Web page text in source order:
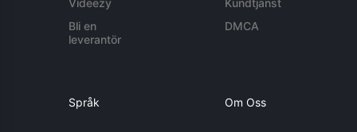
Videezy
Bli en
leverantör
Kundtjänst
DMCA
Språk Om Oss